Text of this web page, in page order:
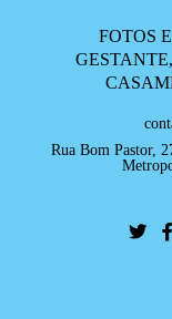
FOTOS
Rua Bom Pastor,